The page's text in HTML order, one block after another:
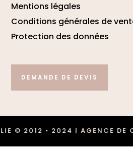
Mentions légales
Conditions générales de
Protection des données
DEMANDE DE DEVIS
• 2024 | AGENCE DE